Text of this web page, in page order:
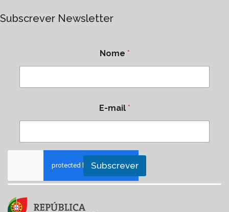
Subscrever Newsletter
Nome *
E-mail *
Subscrever